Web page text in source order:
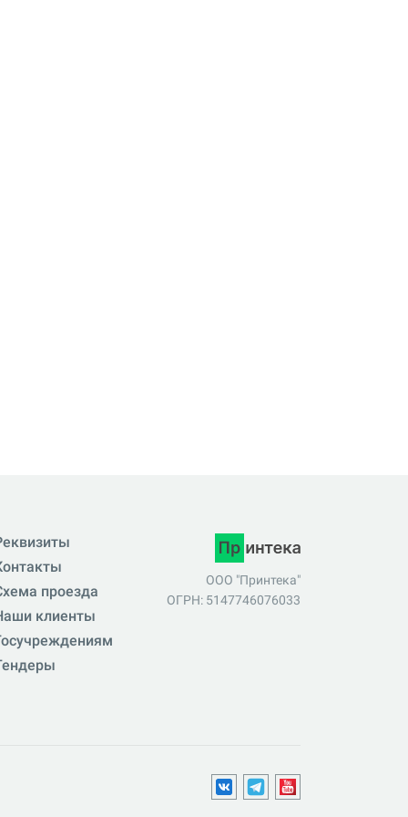
проезда
клиенты
ООО "Принтека"
ОГРН: 5147746076033